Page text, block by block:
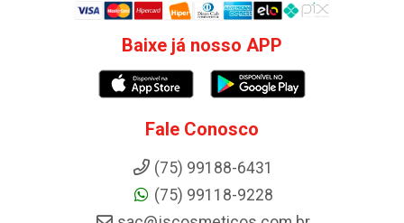
Baixe já nosso APP
Fale Conosco
(75) 99188-6431
(75) 99118-9228